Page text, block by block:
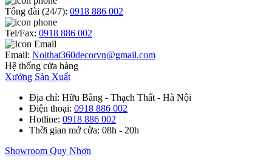
Tổng đài (24/7): 0918 886 002
Tel/Fax: 0918 886 002
Email: Noithat360decorvn@gmail.com
Hệ thống cửa hàng
Xưởng Sản Xuất
Địa chỉ: Hữu Bằng - Thạch Thất - Hà Nội
Điện thoại: 0918 886 002
Hotline: 0918 886 002
Thời gian mở cửa: 08h - 20h
Showroom Quy Nhơn